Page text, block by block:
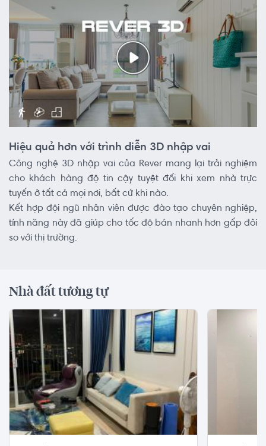
Hiệu quả hơn với trình diễn 3D nhập vai
Công nghệ 3D nhập vai của Rever mang lại trải nghiệm
cho khách hàng độ tin cậy tuyệt đối khi xem nhà trực
tuyến ở tất cả mọi nơi, bất cứ khi nào.
Kết hợp đội ngũ nhân viên được đào tạo chuyên nghiệp,
tính năng này đã giúp cho tốc độ bán nhanh hơn gấp đôi
so với thị trường.
Nhà đất tương tự